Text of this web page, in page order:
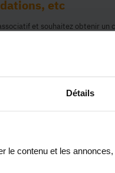
Détails
le contenu et les
etc
et souhaitez obtenir un
au nom de votre
professionnel et ainsi
de la plateforme MonASBL
de l'organisme
compte individuel